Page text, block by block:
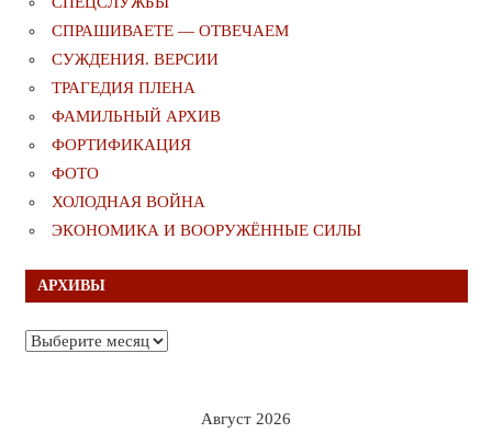
СПРАШИВАЕТЕ — ОТВЕЧАЕМ
СУЖДЕНИЯ. ВЕРСИИ
ТРАГЕДИЯ ПЛЕНА
ФАМИЛЬНЫЙ АРХИВ
ФОРТИФИКАЦИЯ
ФОТО
ХОЛОДНАЯ ВОЙНА
ЭКОНОМИКА И ВООРУЖЁННЫЕ СИЛЫ
АРХИВЫ
Архивы
Август 2026